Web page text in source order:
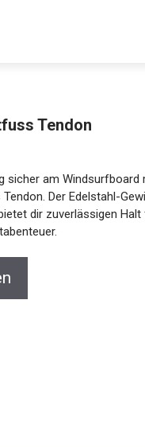
Tendon
sicher am Windsurfboard
Tendon. Der Edelstahl-
bietet dir
deine
Sale
Produkte im
anschauen